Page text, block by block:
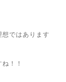
ではあります
！！